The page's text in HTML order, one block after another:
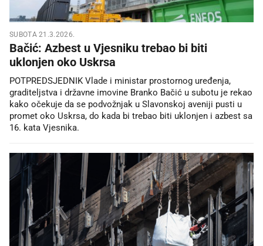
SUBOTA 21.3.2026.
Bačić: Azbest u Vjesniku trebao bi biti
uklonjen oko Uskrsa
POTPREDSJEDNIK Vlade i ministar prostornog uređenja,
graditeljstva i državne imovine Branko Bačić u subotu je rekao
kako očekuje da se podvožnjak u Slavonskoj aveniji pusti u
promet oko Uskrsa, do kada bi trebao biti uklonjen i azbest sa
16. kata Vjesnika.